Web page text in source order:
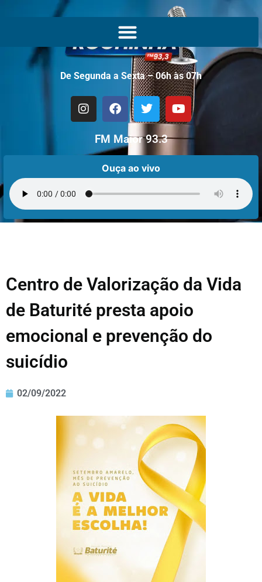
De Segunda a Sexta – 06h às 07h
FM Maior 93.3
Ouça ao vivo
Centro de Valorização da Vida
de Baturité presta apoio
emocional e prevenção do
suicídio
02/09/2022